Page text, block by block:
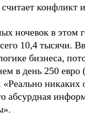
конфликт
ночевок в этом
10,4 тысячи.
бизнеса,
в день 250 евро
«Реально никаких
абсурдная